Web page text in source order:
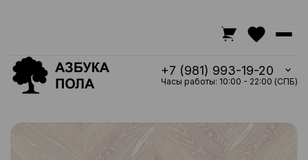
+7 (981) 993-19-20
Часы работы: 10:00 - 22:00 (СПБ)